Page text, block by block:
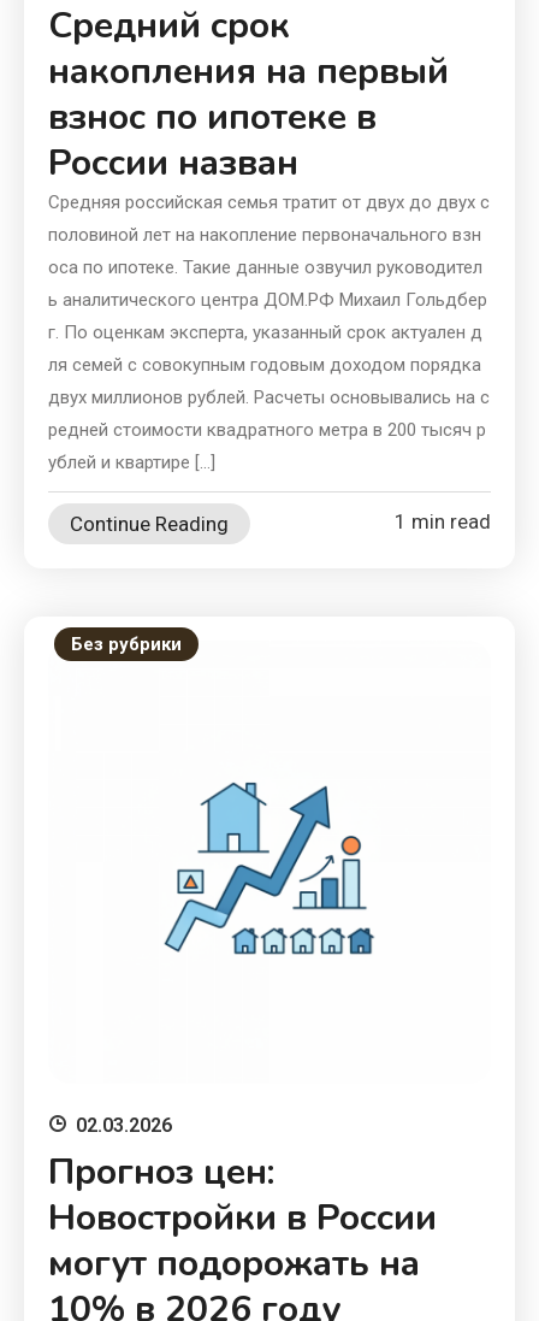
Средний срок
накопления на первый
взнос по ипотеке в
России назван
Средняя российская семья тратит от двух до двух с
половиной лет на накопление первоначального взн
оса по ипотеке. Такие данные озвучил руководител
ь аналитического центра ДОМ.РФ Михаил Гольдбер
г. По оценкам эксперта, указанный срок актуален д
ля семей с совокупным годовым доходом порядка
двух миллионов рублей. Расчеты основывались на с
редней стоимости квадратного метра в 200 тысяч р
ублей и квартире […]
Continue Reading 1 min read
Без рубрики
02.03.2026
Прогноз цен:
Новостройки в России
могут подорожать на
10% в 2026 году